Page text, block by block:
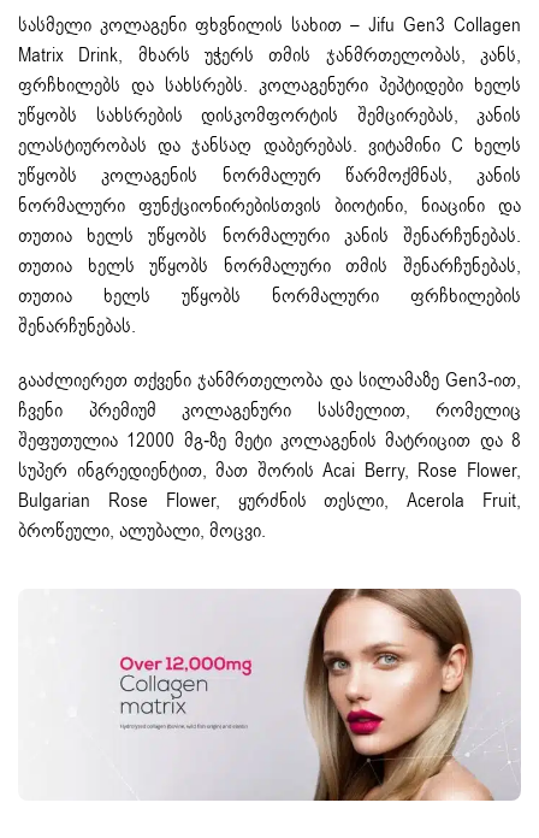
სასმელი კოლაგენი ფხვნილის სახით – Jifu Gen3 Collagen
Matrix Drink, მხარს უჭერს თმის ჯანმრთელობას, კანს,
ფრჩხილებს და სახსრებს. კოლაგენური პეპტიდები ხელს
უწყობს სახსრების დისკომფორტის შემცირებას, კანის
ელასტიურობას და ჯანსაღ დაბერებას. ვიტამინი C ხელს
უწყობს კოლაგენის ნორმალურ წარმოქმნას, კანის
ნორმალური ფუნქციონირებისთვის ბიოტინი, ნიაცინი და
თუთია ხელს უწყობს ნორმალური კანის შენარჩუნებას.
თუთია ხელს უწყობს ნორმალური თმის შენარჩუნებას,
თუთია ხელს უწყობს ნორმალური ფრჩხილების
შენარჩუნებას.
გააძლიერეთ თქვენი ჯანმრთელობა და სილამაზე Gen3-ით,
ჩვენი პრემიუმ კოლაგენური სასმელით, რომელიც
შეფუთულია 12000 მგ-ზე მეტი კოლაგენის მატრიცით და 8
სუპერ ინგრედიენტით, მათ შორის Acai Berry, Rose Flower,
Bulgarian Rose Flower, ყურძნის თესლი, Acerola Fruit,
ბროწეული, ალუბალი, მოცვი.